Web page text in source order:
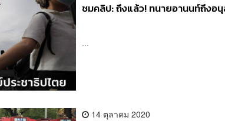
ชมคลิป: ถึงแล้ว! ทนายอานนท์ถึงอ
...
14 ตุลาคม 2020